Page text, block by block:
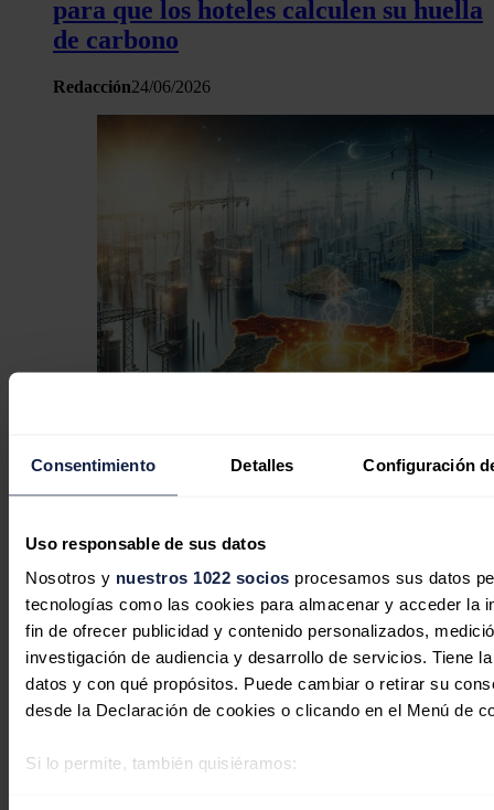
Consentimiento Detalles Configuración
Uso responsable de sus datos
Nosotros y nuestros 1022 socios procesamos sus datos
tecnologías como las cookies para almacenar y acceder la
fin de ofrecer publicidad y contenido personalizados,
investigación de audiencia y desarrollo de servicios. Tiene
datos y con qué propósitos. Puede cambiar o retirar su
desde la Declaración de cookies o clicando en el Menú de
Si lo permite, también quisiéramos:
para que los hoteles calculen su huella
de carbono
Redacción24/06/2026
Más demanda, misma red eléctrica:
la apuesta por el acceso flexible en
España toma forma con la nueva